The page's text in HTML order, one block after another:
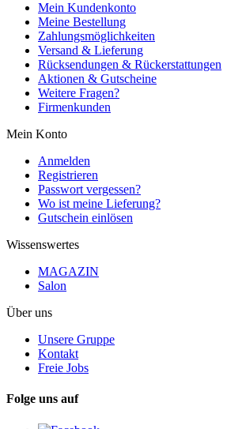
Mein Kundenkonto
Meine Bestellung
Zahlungsmöglichkeiten
Versand & Lieferung
Rücksendungen & Rückerstattungen
Aktionen & Gutscheine
Weitere Fragen?
Firmenkunden
Mein Konto
Anmelden
Registrieren
Passwort vergessen?
Wo ist meine Lieferung?
Gutschein einlösen
Wissenswertes
MAGAZIN
Salon
Über uns
Unsere Gruppe
Kontakt
Freie Jobs
Folge uns auf